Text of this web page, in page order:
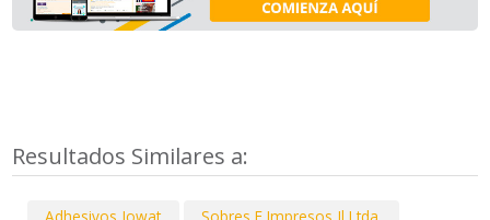
Resultados Similares a: